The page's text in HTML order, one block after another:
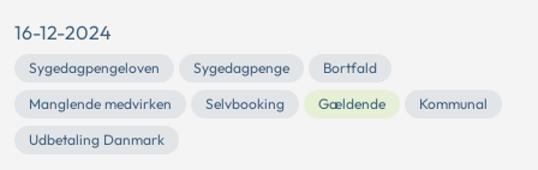
16-12-2024
Sygedagpengeloven Sygedagpenge
Bortfald
Manglende medvirken
Selvbooking Gældende
Kommunal
Udbetaling Danmark